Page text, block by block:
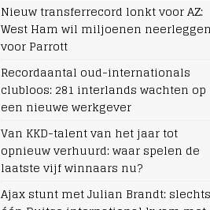
Nieuw transferrecord lonkt voor AZ:
West Ham wil miljoenen neerleggen
voor Parrott
Recordaantal oud-internationals
clubloos: 281 interlands wachten op
een nieuwe werkgever
Van KKD-talent van het jaar tot
opnieuw verhuurd: waar spelen de
laatste vijf winnaars nu?
Ajax stunt met Julian Brandt: slechts